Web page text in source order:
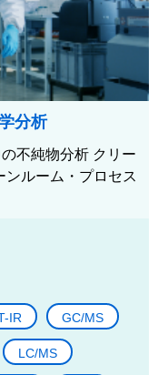
分析
不純物分析 クリー
ンルーム・プロセス
IR GC/MS
LC/MS